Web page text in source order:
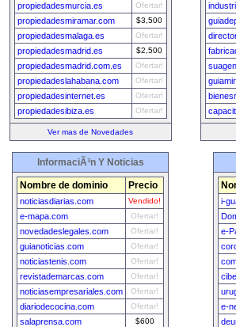
propiedadesmurcia.es Ofertar!
propiedadesmiramar.com $3,500
propiedadesmalaga.es Ofertar!
propiedadesmadrid.es $2,500
propiedadesmadrid.com.es Ofertar!
propiedadeslahabana.com Ofertar!
propiedadesinternet.es Ofertar!
propiedadesibiza.es Ofertar!
Ver mas de Novedades
InformaciÃ³n Y Noticias
Nombre de dominio Precio
noticiasdiarias.com Vendido!
e-mapa.com Ofertar!
novedadeslegales.com Ofertar!
guianoticias.com Ofertar!
noticiastenis.com Ofertar!
revistademarcas.com Ofertar!
noticiasempresariales.com Ofertar!
diariodecocina.com Ofertar!
salaprensa.com $600
i-
e-
e-